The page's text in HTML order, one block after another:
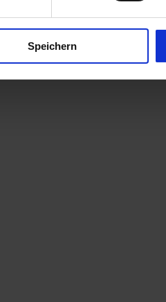
Speichern
Toyota Fahrzeug.
gerne! Teilen Sie uns